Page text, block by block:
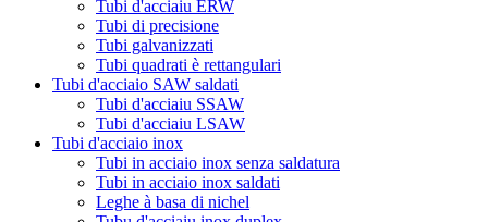
Tubi d'acciaiu ERW
Tubi di precisione
Tubi galvanizzati
Tubi quadrati è rettangulari
Tubi d'acciaio SAW saldati
Tubi d'acciaiu SSAW
Tubi d'acciaiu LSAW
Tubi d'acciaio inox
Tubi in acciaio inox senza saldatura
Tubi in acciaio inox saldati
Leghe à basa di nichel